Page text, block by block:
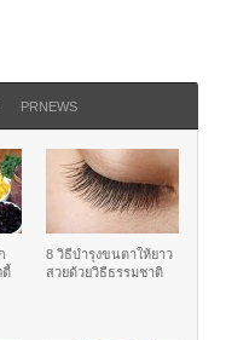
PRNEWS
ตี้
8 วิธีบำรุงขนตาให้ยาว
สวยด้วยวิธีธรรมชาติ